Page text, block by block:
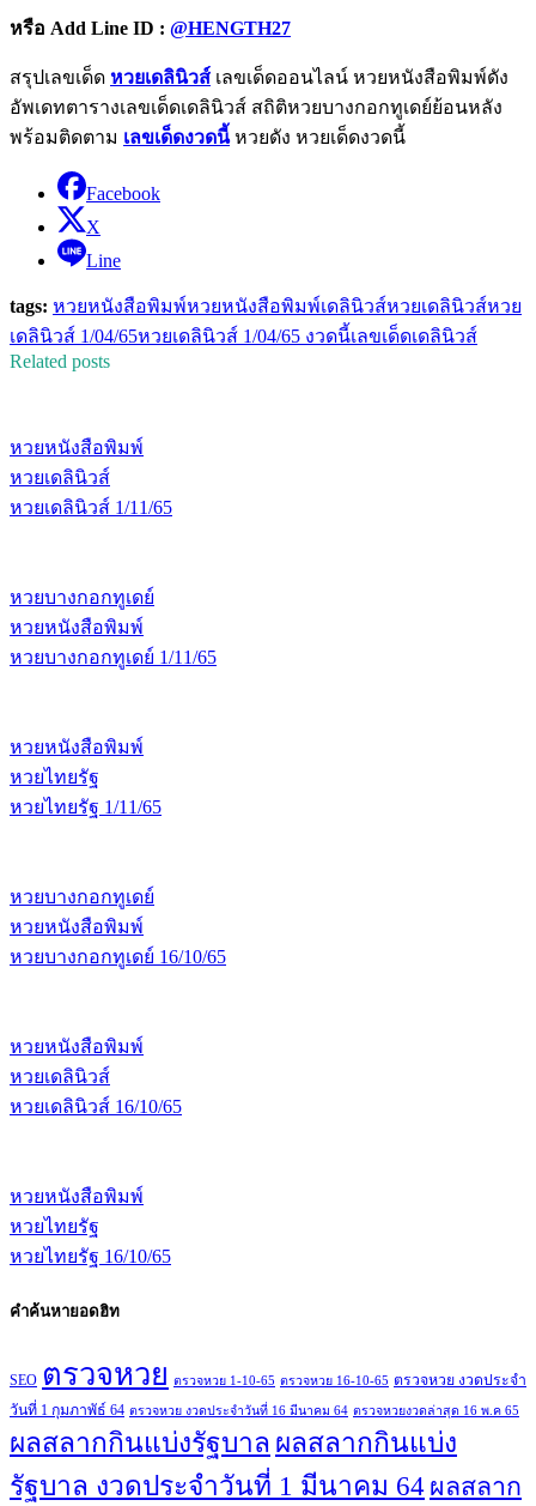
หรือ Add Line ID : @HENGTH27
สรุปเลขเด็ด หวยเดลินิวส์ เลขเด็ดออนไลน์ หวยหนังสือพิมพ์ดัง
อัพเดทตารางเลขเด็ดเดลินิวส์ สถิติหวยบางกอกทูเดย์ย้อนหลัง
พร้อมติดตาม เลขเด็ดงวดนี้ หวยดัง หวยเด็ดงวดนี้
Facebook
X
Line
tags: หวยหนังสือพิมพ์หวยหนังสือพิมพ์เดลินิวส์หวยเดลินิวส์หวย
เดลินิวส์ 1/04/65หวยเดลินิวส์ 1/04/65 งวดนี้เลขเด็ดเดลินิวส์
Related posts
หวยหนังสือพิมพ์
หวยเดลินิวส์
หวยเดลินิวส์ 1/11/65
หวยบางกอกทูเดย์
หวยหนังสือพิมพ์
หวยบางกอกทูเดย์ 1/11/65
หวยหนังสือพิมพ์
หวยไทยรัฐ
หวยไทยรัฐ 1/11/65
หวยบางกอกทูเดย์
หวยหนังสือพิมพ์
หวยบางกอกทูเดย์ 16/10/65
หวยหนังสือพิมพ์
หวยเดลินิวส์
หวยเดลินิวส์ 16/10/65
หวยหนังสือพิมพ์
หวยไทยรัฐ
หวยไทยรัฐ 16/10/65
คำค้นหายอดฮิท
SEO ตรวจหวย ตรวจหวย 1-10-65 ตรวจหวย 16-10-65 ตรวจหวย งวดประจำ
วันที่ 1 กุมภาพัธ์ 64 ตรวจหวย งวดประจำวันที่ 16 มีนาคม 64 ตรวจหวยงวดล่าสุด 16 พ.ค 65
ผลสลากกินแบ่งรัฐบาล ผลสลากกินแบ่ง
รัฐบาล งวดประจำวันที่ 1 มีนาคม 64 ผลสลาก